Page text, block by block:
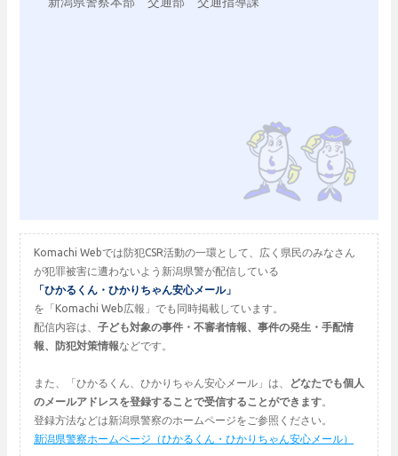
Komachi Webでは防犯CSR活動の一環として、広く県民のみなさん
が犯罪被害に遭わないよう新潟県警が配信している
「ひかるくん・ひかりちゃん安心メール」
を「Komachi Web広報」でも同時掲載しています。
配信内容は、 子ども対象の事件・不審者情報、事件の発生・手配情
報、防犯対策情報などです。
また、「ひかるくん、ひかりちゃん安心メール」は、
どなたでも個人
のメールアドレスを登録することで受信することができます。
登録方法などは新潟県警察のホームページをご参照ください。
新潟県警察ホームページ（ひかるくん・ひかりちゃん安心メール）